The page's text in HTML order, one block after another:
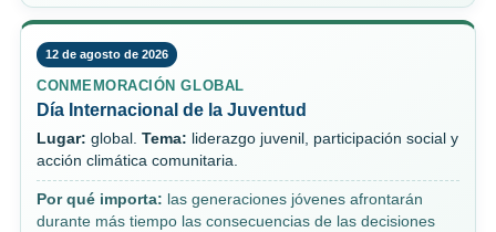
12 de agosto de 2026
CONMEMORACIÓN GLOBAL
Día Internacional de la Juventud
Lugar: global. Tema: liderazgo juvenil, participación social y
acción climática comunitaria.
Por qué importa: las generaciones jóvenes afrontarán
durante más tiempo las consecuencias de las decisiones